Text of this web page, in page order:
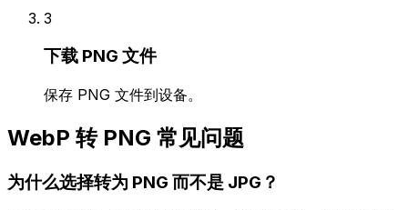
3
下载 PNG 文件
保存 PNG 文件到设备。
WebP 转 PNG 常见问题
为什么选择转为 PNG 而不是 JPG？